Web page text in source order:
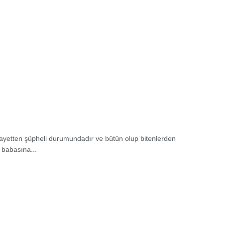
şüpheli durumundadır ve bütün olup bitenlerden